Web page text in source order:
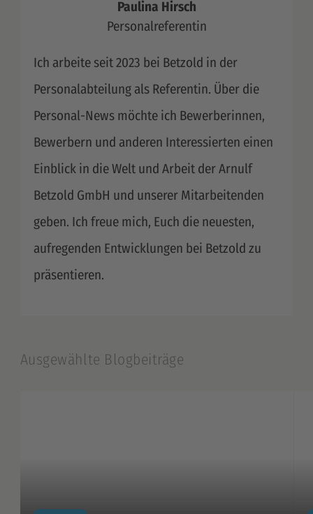
Paulina Hirsch
Personalreferentin
Ich arbeite seit 2023 bei Betzold in der
Personalabteilung als Referentin. Über die
Personal-News möchte ich Bewerberinnen,
Bewerbern und anderen Interessierten einen
Einblick in die Welt und Arbeit der Arnulf
Betzold GmbH und unserer Mitarbeitenden
geben. Ich freue mich, Euch die neuesten,
aufregenden Entwicklungen bei Betzold zu
präsentieren.
Ausgewählte Blogbeiträge